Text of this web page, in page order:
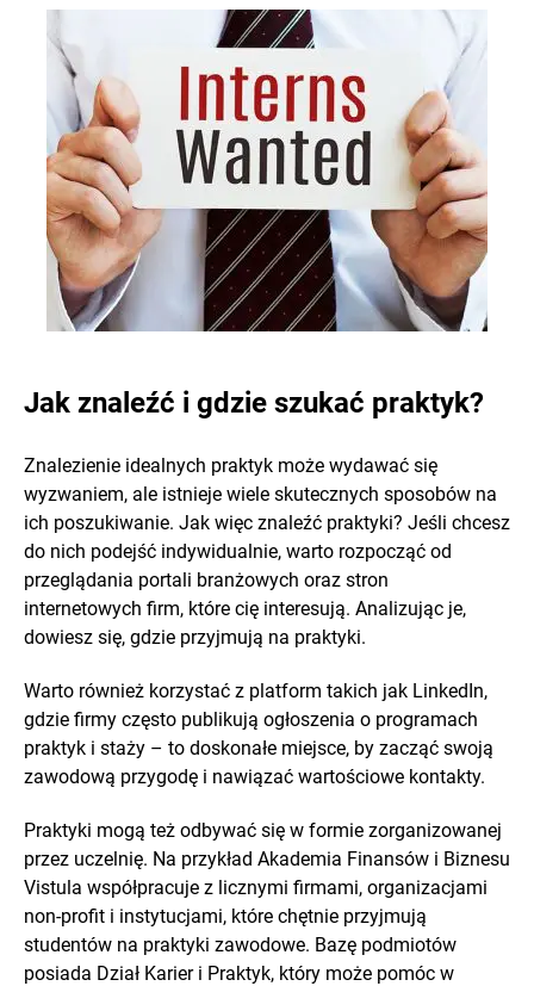
Jak znaleźć i gdzie szukać praktyk?
Znalezienie idealnych praktyk może wydawać się
wyzwaniem, ale istnieje wiele skutecznych sposobów na
ich poszukiwanie. Jak więc znaleźć praktyki? Jeśli chcesz
do nich podejść indywidualnie, warto rozpocząć od
przeglądania portali branżowych oraz stron
internetowych firm, które cię interesują. Analizując je,
dowiesz się, gdzie przyjmują na praktyki.
Warto również korzystać z platform takich jak LinkedIn,
gdzie firmy często publikują ogłoszenia o programach
praktyk i staży – to doskonałe miejsce, by zacząć swoją
zawodową przygodę i nawiązać wartościowe kontakty.
Praktyki mogą też odbywać się w formie zorganizowanej
przez uczelnię. Na przykład Akademia Finansów i Biznesu
Vistula współpracuje z licznymi firmami, organizacjami
non-profit i instytucjami, które chętnie przyjmują
studentów na praktyki zawodowe. Bazę podmiotów
posiada Dział Karier i Praktyk, który może pomóc w